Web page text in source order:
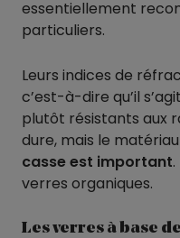
essentiellement
particuliers.
Leurs indices de
c’est-à-dire qu’il
plutôt résistants aux
dure, mais le
casse est important
verres organiques.
Les verres à base